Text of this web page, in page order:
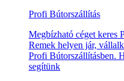
Profi Bútorszállítás
Megbízható céget keres
Remek helyen jár,
Profi Bútorszállításben.
segítünk